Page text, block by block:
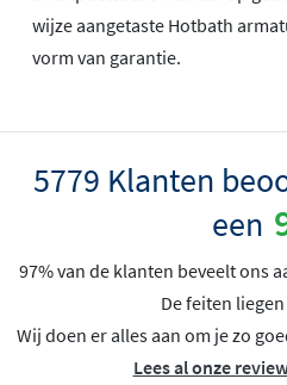
wijze aangetaste Hotbath
vorm van garantie.
5779 Klanten
een
97% van de klanten beveelt ons
De feiten
Wij doen er alles aan om je zo
Lees al onze